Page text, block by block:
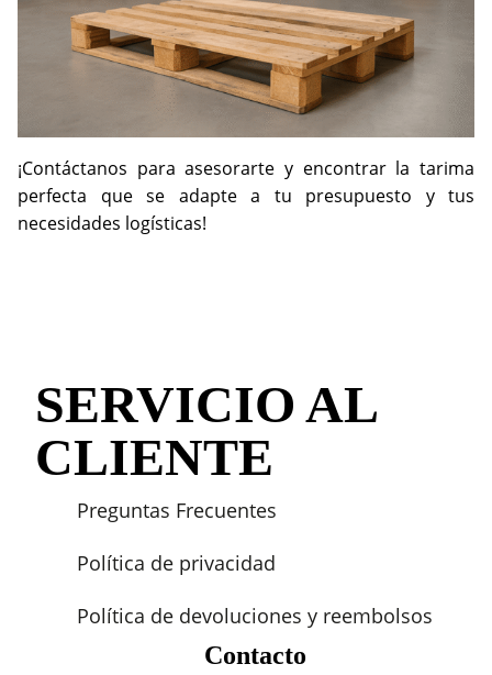
¡Contáctanos para asesorarte y encontrar la tarima
perfecta que se adapte a tu presupuesto y tus
necesidades logísticas!
SERVICIO AL
CLIENTE
Preguntas Frecuentes
Política de privacidad
Política de devoluciones y reembolsos
Contacto